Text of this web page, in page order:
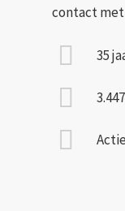
contact met
35